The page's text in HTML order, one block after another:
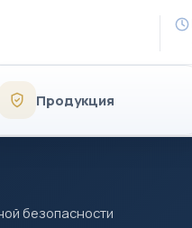
Продукция
безопасности